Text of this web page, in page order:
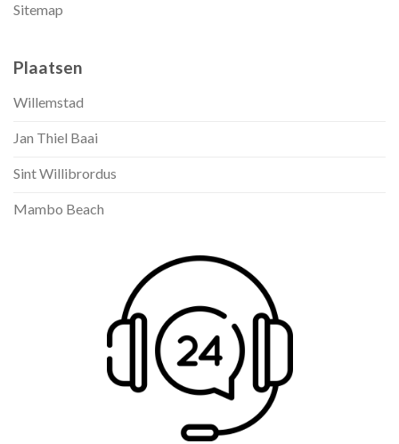
Sitemap
Plaatsen
Willemstad
Jan Thiel Baai
Sint Willibrordus
Mambo Beach